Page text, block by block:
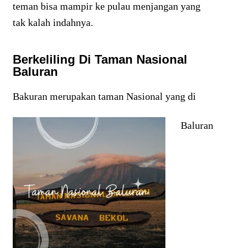
teman bisa mampir ke pulau menjangan yang
tak kalah indahnya.
Berkeliling Di Taman Nasional
Baluran
Bakuran merupakan taman Nasional yang di
Baluran